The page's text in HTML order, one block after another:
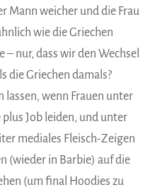
Mann weicher und die Frau
wie die Griechen
nur, dass wir den Wechsel
die Griechen damals?
wenn Frauen unter
plus Job leiden, und unter
mediales Fleisch-Zeigen
(wieder in Barbie) auf die
(um final Hoodies zu